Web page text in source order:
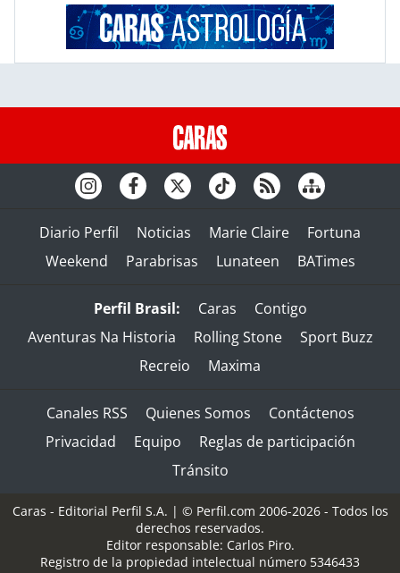
Diario Perfil Noticias Marie Claire
Fortuna
Weekend
Parabrisas Lunateen BATimes
Perfil Brasil: Caras
Contigo
Aventuras Na Historia
Rolling Stone
Sport Buzz
Recreio
Maxima
Canales RSS Quienes Somos
Contáctenos
Privacidad
Equipo
Reglas de participación
Tránsito
Caras - Editorial Perfil S.A. | © Perfil.com 2006-2026 - Todos los
derechos reservados.
Editor responsable: Carlos Piro.
Registro de la propiedad intelectual número 5346433